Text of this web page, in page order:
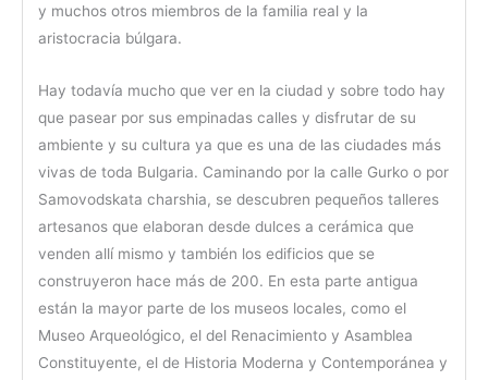
y muchos otros miembros de la familia real y la
aristocracia búlgara.
Hay todavía mucho que ver en la ciudad y sobre todo hay
que pasear por sus empinadas calles y disfrutar de su
ambiente y su cultura ya que es una de las ciudades más
vivas de toda Bulgaria. Caminando por la calle Gurko o por
Samovodskata charshia, se descubren pequeños talleres
artesanos que elaboran desde dulces a cerámica que
venden allí mismo y también los edificios que se
construyeron hace más de 200. En esta parte antigua
están la mayor parte de los museos locales, como el
Museo Arqueológico, el del Renacimiento y Asamblea
Constituyente, el de Historia Moderna y Contemporánea y